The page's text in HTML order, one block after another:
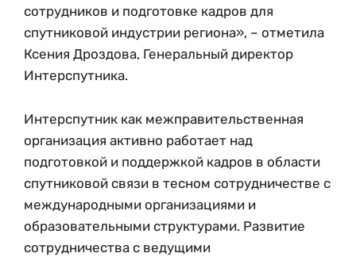
сотрудников и подготовке кадров для
спутниковой индустрии региона», – отметила
Ксения Дроздова, Генеральный директор
Интерспутника.
Интерспутник как межправительственная
организация активно работает над
подготовкой и поддержкой кадров в области
спутниковой связи в тесном сотрудничестве с
международными организациями и
образовательными структурами. Развитие
сотрудничества с ведущими